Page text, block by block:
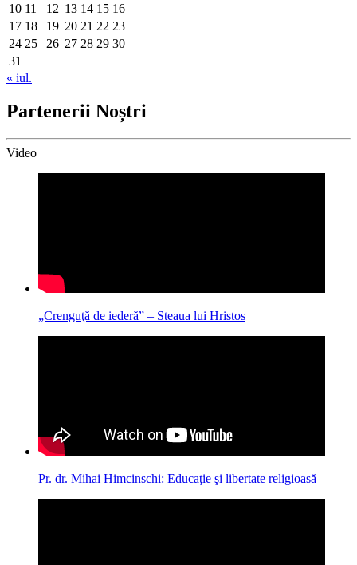
10 11 12 13 14 15 16
17 18 19 20 21 22 23
24 25 26 27 28 29 30
31
« iul.
Partenerii Noștri
Video
„Crenguţă de iederă” – Steaua lui Hristos
Pr. dr. Mihai Himcinschi: Educaţie şi libertate religioasă